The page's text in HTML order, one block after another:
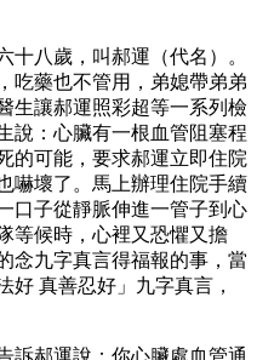
十八歲，叫郝運（代名）。
吃藥也不管用，弟媳帶弟弟
生讓郝運照彩超等一系列檢
說：心臟有一根血管阻塞程
的可能，要求郝運立即住院
嚇壞了。馬上辦理住院手續
口子從靜脈伸進一管子到心
等候時，心裡又恐懼又擔
念九字真言得福報的事，當
好 真善忍好」九字真言，
訴郝運說：你心臟處血管通